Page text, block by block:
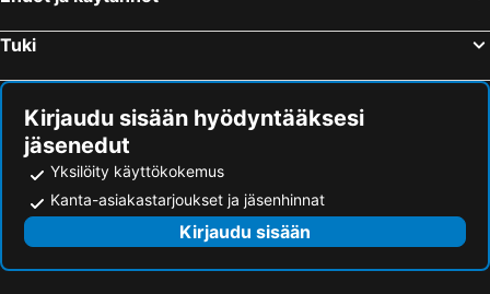
Tuki
Kirjaudu sisään hyödyntääksesi
jäsenedut
Yksilöity käyttökokemus
Kanta-asiakastarjoukset ja jäsenhinnat
Kirjaudu sisään